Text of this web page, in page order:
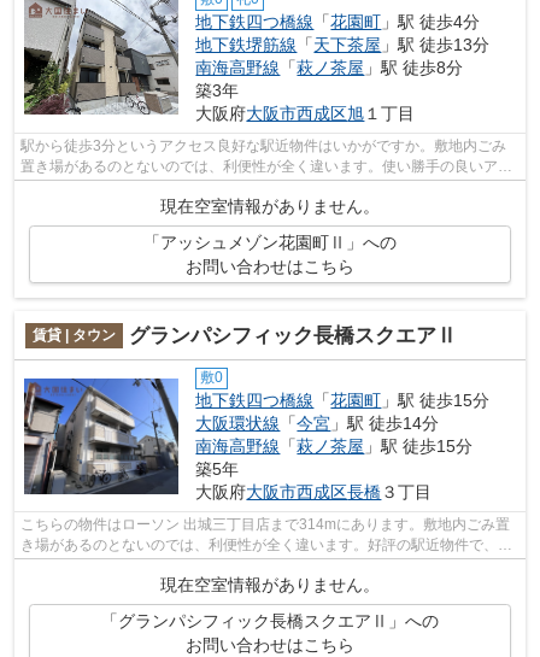
地下鉄四つ橋線 「花園町 」駅 徒歩4分
地下鉄堺筋線 「天下茶屋 」駅 徒歩13分
南海高野線 「萩ノ茶屋 」駅 徒歩8分
築3年
大阪府大阪市西成区旭 １丁目
駅から徒歩3分というアクセス良好な駅近物件はいかがですか。敷地内ごみ
置き場があるのとないのでは、利便性が全く違います。使い勝手の良いアパ
ートでイチオシの物件です。多くの方か...
現在空室情報がありません。
「アッシュメゾン花園町Ⅱ」への
お問い合わせはこちら
賃貸 | タウン グランパシフィック長橋スクエアⅡ
敷0
地下鉄四つ橋線 「花園町 」駅 徒歩15分
大阪環状線 「今宮 」駅 徒歩14分
南海高野線 「萩ノ茶屋 」駅 徒歩15分
築5年
大阪府大阪市西成区長橋３丁目
こちらの物件はローソン 出城三丁目店まで314mにあります。敷地内ごみ置
き場があるのとないのでは、利便性が全く違います。好評の駅近物件で、徒
現在空室情報がありません。
「グランパシフィック長橋スクエアⅡ」への
お問い合わせはこちら